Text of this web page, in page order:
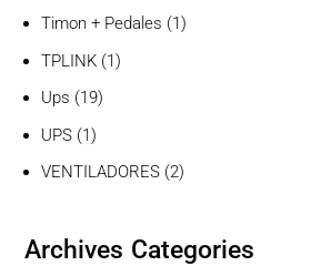
productos
Timon + Pedales 11
TPLINK 11
Ups 1919
UPS 11
producto
VENTILADORES 22
Archives Categories